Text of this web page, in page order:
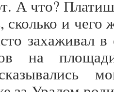
А что?
и чего
захаживал в
на